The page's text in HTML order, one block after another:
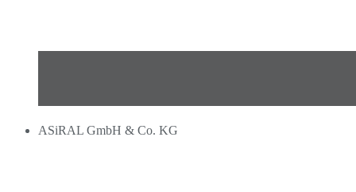
ASiRAL GmbH & Co. KG